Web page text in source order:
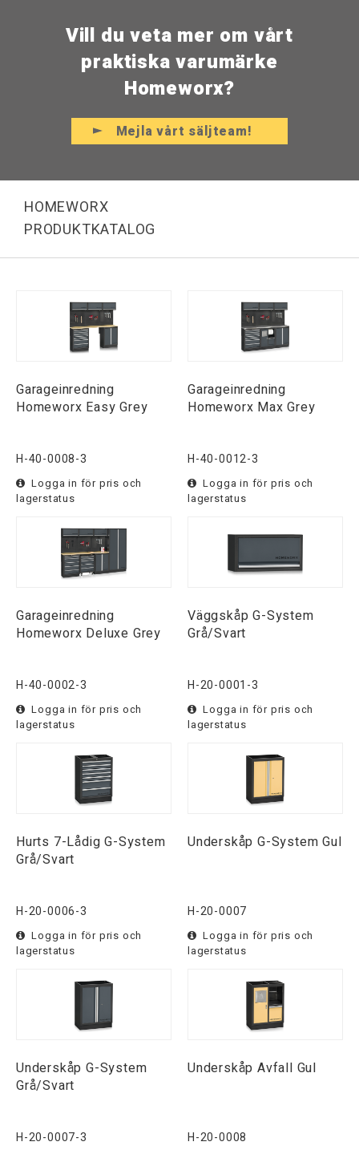
Vill du veta mer om vårt
praktiska varumärke
Homeworx?
Mejla vårt säljteam!
HOMEWORX
PRODUKTKATALOG
Garageinredning
Homeworx Easy Grey
H-40-0008-3
Logga in för pris och
lagerstatus
Garageinredning
Homeworx Max Grey
H-40-0012-3
Logga in för pris och
lagerstatus
Garageinredning
Homeworx Deluxe Grey
H-40-0002-3
Logga in för pris och
lagerstatus
Väggskåp G-System
Grå/Svart
H-20-0001-3
Logga in för pris och
lagerstatus
Hurts 7-Lådig G-System
Grå/Svart
H-20-0006-3
Logga in för pris och
lagerstatus
Underskåp G-System Gul
H-20-0007
Logga in för pris och
lagerstatus
Underskåp G-System
Grå/Svart
H-20-0007-3
Underskåp Avfall Gul
H-20-0008